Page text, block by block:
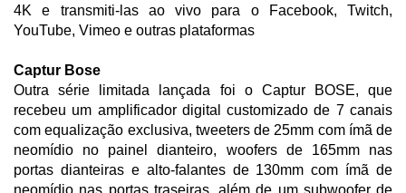
4K e transmiti-las ao vivo para o Facebook, Twitch,
YouTube, Vimeo e outras plataformas
Captur Bose
Outra série limitada lançada foi o Captur BOSE, que
recebeu um amplificador digital customizado de 7 canais
com equalização exclusiva, tweeters de 25mm com ímã de
neomídio no painel dianteiro, woofers de 165mm nas
portas dianteiras e alto-falantes de 130mm com ímã de